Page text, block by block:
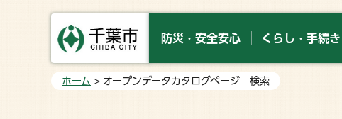
防災・安全安心 くらし・手続き
ホーム > オープンデータカタログページ 検索